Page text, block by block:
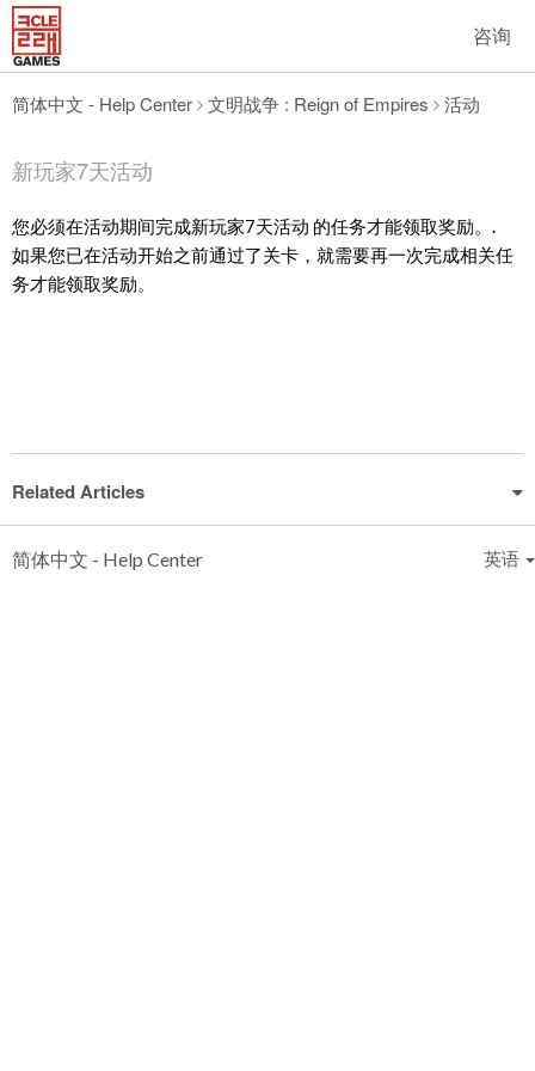
咨询
简体中文 - Help Center 文明战争 : Reign of Empires 活动
新玩家7天活动
您必须在活动期间完成新玩家7天活动 的任务才能领取奖励。.
如果您已在活动开始之前通过了关卡，就需要再一次完成相关任
务才能领取奖励。
Related Articles
简体中文 - Help Center 英语